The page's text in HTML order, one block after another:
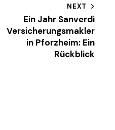
NEXT
Ein Jahr Sanverdi
Versicherungsmakler
in Pforzheim: Ein
Rückblick